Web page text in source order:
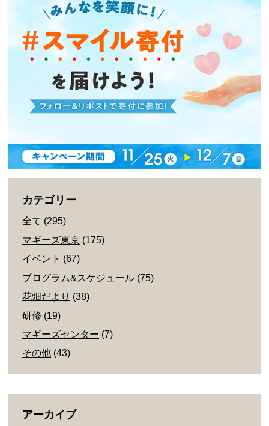
カテゴリー
全て (295)
マギーズ東京 (175)
イベント (67)
プログラム&スケジュール (75)
花畑だより (38)
研修 (19)
マギーズセンター (7)
その他 (43)
アーカイブ